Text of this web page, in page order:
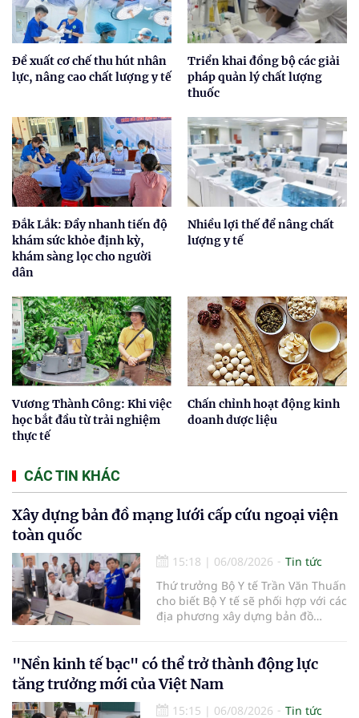
Đề xuất cơ chế thu hút nhân
lực, nâng cao chất lượng y tế
Triển khai đồng bộ các giải
pháp quản lý chất lượng
thuốc
Đắk Lắk: Đẩy nhanh tiến độ
khám sức khỏe định kỳ,
khám sàng lọc cho người
dân
Nhiều lợi thế để nâng chất
lượng y tế
Vương Thành Công: Khi việc
học bắt đầu từ trải nghiệm
thực tế
Chấn chỉnh hoạt động kinh
doanh dược liệu
CÁC TIN KHÁC
Xây dựng bản đồ mạng lưới cấp cứu ngoại viện
toàn quốc
15:18 | 06/08/2026
Tin tức
Thứ trưởng Bộ Y tế Trần Văn Thuấn
cho biết Bộ Y tế sẽ phối hợp với các
địa phương xây dựng bản đồ
thiện cơ chế tài chính và đa dạng
hóa phương tiện nhằm nâng cao
năng lực cấp cứu trước viện trên
phạm vi cả nước.
"Nền kinh tế bạc" có thể trở thành động lực
tăng trưởng mới của Việt Nam
15:15 | 06/08/2026
Tin tức